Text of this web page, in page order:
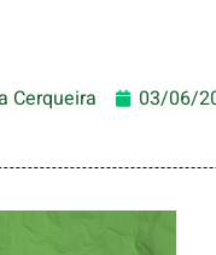
Cerqueira 03/06/